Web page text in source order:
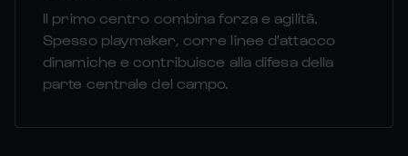
Il primo centro combina forza e agilità.
Spesso playmaker, corre linee d'attacco
dinamiche e contribuisce alla difesa della
parte centrale del campo.